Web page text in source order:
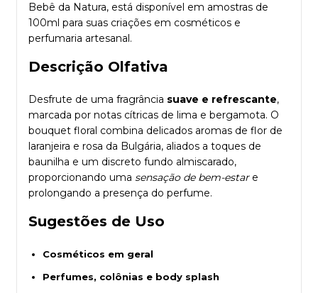
Bebê da Natura, está disponível em amostras de
100ml para suas criações em cosméticos e
perfumaria artesanal.
Descrição Olfativa
Desfrute de uma fragrância suave e refrescante,
marcada por notas cítricas de lima e bergamota. O
bouquet floral combina delicados aromas de flor de
laranjeira e rosa da Bulgária, aliados a toques de
baunilha e um discreto fundo almiscarado,
proporcionando uma sensação de bem-estare
prolongando a presença do perfume.
Sugestões de Uso
Cosméticos em geral
Perfumes, colônias e body splash